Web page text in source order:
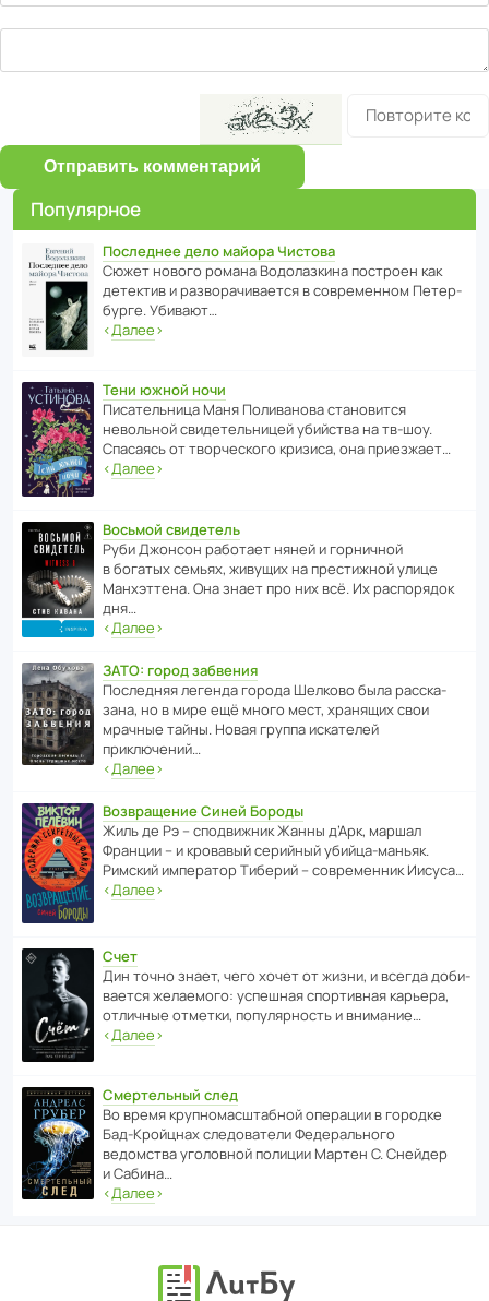
Отправить комментарий
Популярное
Последнее дело майора Чистова
Сюжет нового романа Водо­ла­з­кина пост­роен как
дете­ктив и разво­ра­чи­ва­ется в совре­менном Пете­р­
бурге. Убивают…
‹Далее›
Тени южной ночи
Писа­тель­ница Маня Поли­ва­нова стано­вится
невольной свиде­тель­ницей убийства на тв-шоу.
Спасаясь от твор­че­с­кого кризиса, она приезжает…
‹Далее›
Восьмой свидетель
Руби Джонсон рабо­тает няней и горни­чной
в богатых семьях, живущих на прес­ти­жной улице
Манх­эт­тена. Она знает про них всё. Их распо­рядок
дня…
‹Далее›
ЗАТО: город забвения
После­дняя легенда города Шелково была расска­
зана, но в мире ещё много мест, хранящих свои
мрачные тайны. Новая группа иска­телей
приключений…
‹Далее›
Возвращение Синей Бороды
Жиль де Рэ – спод­ви­жник Жанны д’Арк, маршал
Франции – и кровавый серийный убийца-маньяк.
Римский импе­ратор Тиберий – совре­менник Иисуса…
‹Далее›
Счет
Дин точно знает, чего хочет от жизни, и всегда доби­
ва­ется жела­е­мого: успе­шная спор­ти­вная карьера,
отли­чные отметки, попу­ля­р­ность и внимание…
‹Далее›
Смертельный след
Во время круп­но­мас­ш­та­бной операции в городке
Бад‑Крой­цнах следо­ва­тели Феде­раль­ного
ведомства уголо­вной полиции Мартен С. Снейдер
и Сабина…
‹Далее›